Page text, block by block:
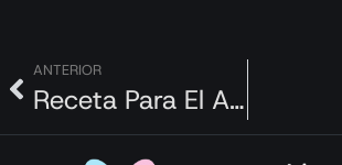
ANTERIOR
Receta Para El Amor